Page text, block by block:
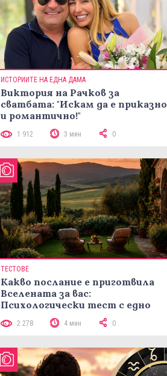
ИСТОРИИТЕ НА ЕДНА ДАМА
Виктория на Рачков за
сватбата: "Искам да е приказно
и романтично!"
1 912 3 мин 0
ТЕСТОВЕ
Какво послание е приготвила
Вселената за вас:
Психологически тест с едно
2 278 4 мин 0